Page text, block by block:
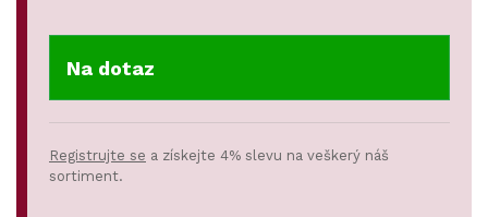
Na dotaz
Registrujte se a získejte 4% slevu na veškerý náš
sortiment.